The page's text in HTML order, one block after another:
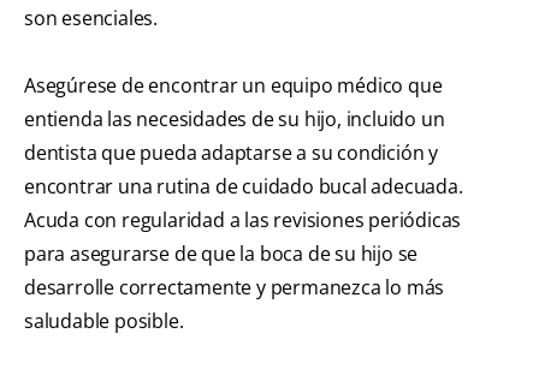
son esenciales.
Asegúrese de encontrar un equipo médico que
entienda las necesidades de su hijo, incluido un
dentista que pueda adaptarse a su condición y
encontrar una rutina de cuidado bucal adecuada.
Acuda con regularidad a las revisiones periódicas
para asegurarse de que la boca de su hijo se
desarrolle correctamente y permanezca lo más
saludable posible.